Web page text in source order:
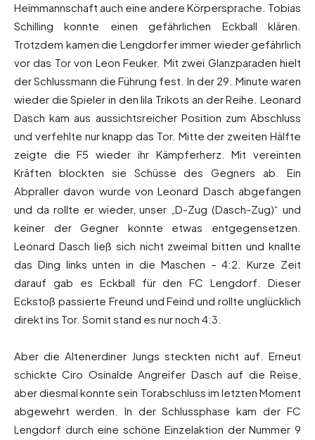
Heimmannschaft auch eine andere Körpersprache. Tobias
Schilling konnte einen gefährlichen Eckball klären.
Trotzdem kamen die Lengdorfer immer wieder gefährlich
vor das Tor von Leon Feuker. Mit zwei Glanzparaden hielt
der Schlussmann die Führung fest. In der 29. Minute waren
wieder die Spieler in den lila Trikots an der Reihe. Leonard
Dasch kam aus aussichtsreicher Position zum Abschluss
und verfehlte nur knapp das Tor. Mitte der zweiten Hälfte
zeigte die F5 wieder ihr Kämpferherz. Mit vereinten
Kräften blockten sie Schüsse des Gegners ab. Ein
Abpraller davon wurde von Leonard Dasch abgefangen
und da rollte er wieder, unser „D-Zug (Dasch-Zug)“ und
keiner der Gegner konnte etwas entgegensetzen.
Leonard Dasch ließ sich nicht zweimal bitten und knallte
das Ding links unten in die Maschen – 4:2. Kurze Zeit
darauf gab es Eckball für den FC Lengdorf. Dieser
Eckstoß passierte Freund und Feind und rollte unglücklich
direkt ins Tor. Somit stand es nur noch 4:3.
Aber die Altenerdiner Jungs steckten nicht auf. Erneut
schickte Ciro Osinalde Angreifer Dasch auf die Reise,
aber diesmal konnte sein Torabschluss im letzten Moment
abgewehrt werden. In der Schlussphase kam der FC
Lengdorf durch eine schöne Einzelaktion der Nummer 9